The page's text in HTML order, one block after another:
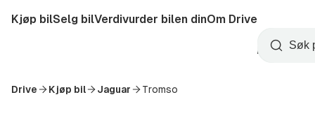
til
Startside
Kjøp bilSelg bilVerdivurder bilen dinOm Drive
Opprett
konto
Søk
Drive Kjøp bil Jaguar Tromso